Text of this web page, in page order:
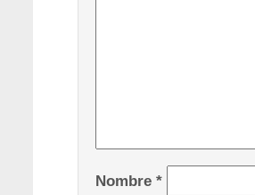
Nombre *